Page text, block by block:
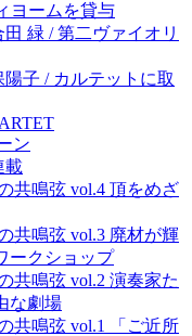
ヨームを貸与
緑 / 第二ヴァイオリ
子 / カルテットに取
ン
載
共鳴弦 vol.4 頂をめざ
共鳴弦 vol.3 廃材が輝
ークショップ
共鳴弦 vol.2 演奏家た
な劇場
共鳴弦 vol.1 「ご近所